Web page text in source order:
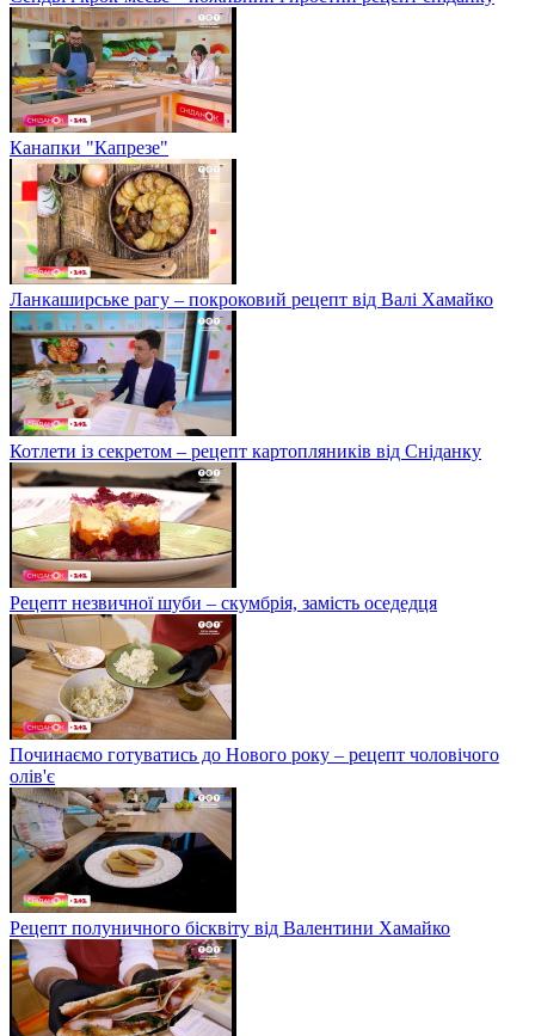
Канапки "Капрезе"
Ланкаширське рагу – покроковий рецепт від Валі Хамайко
Котлети із секретом – рецепт картопляників від Сніданку
Рецепт незвичної шуби – скумбрія, замість оседедця
Починаємо готуватись до Нового року – рецепт чоловічого
олів'є
Рецепт полуничного бісквіту від Валентини Хамайко